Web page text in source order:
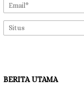
BERITA UTAMA